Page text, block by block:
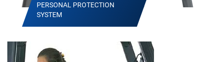
PERSONAL PROTECTION
SYSTEM